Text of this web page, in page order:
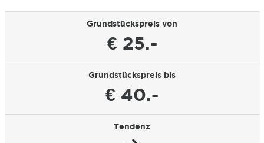
Grundstückspreis von
€ 25.-
Grundstückspreis bis
€ 40.-
Tendenz